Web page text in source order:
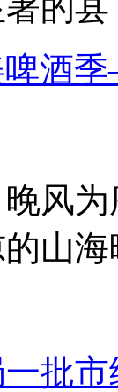
啤酒
为
山
批市